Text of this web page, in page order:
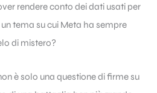
rendere conto dei dati usati per
tema su cui Meta ha sempre
di mistero?
è solo una questione di firme su